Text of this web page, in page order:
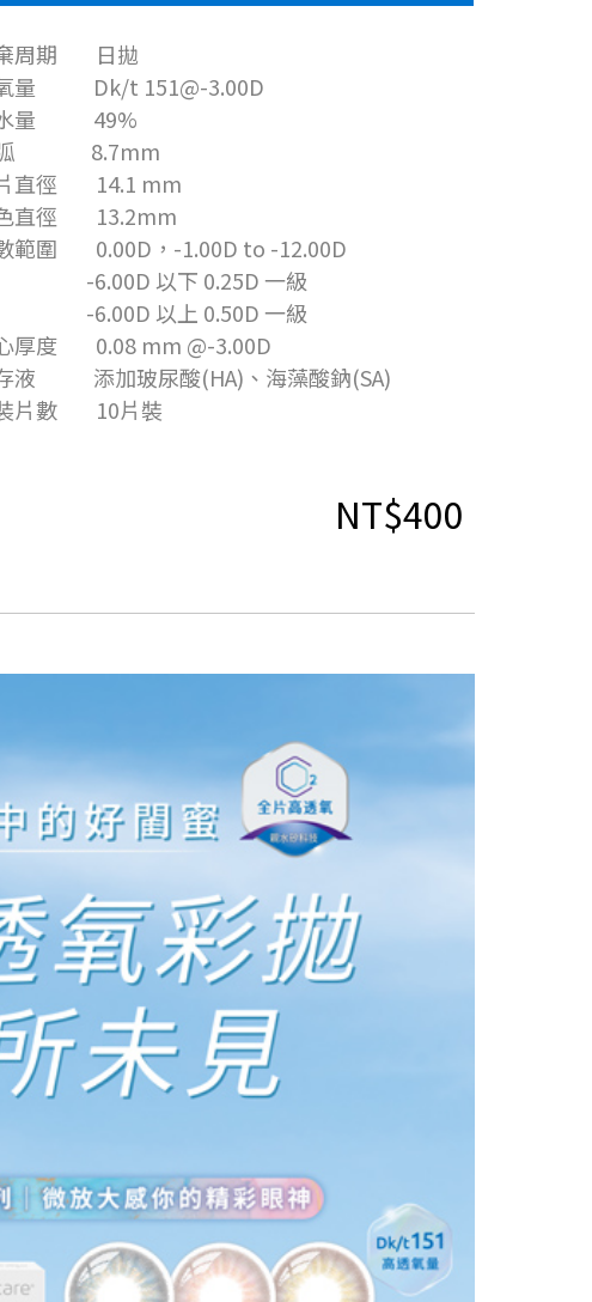
周期 日拋
量 Dk/t 151@-3.00D
量 49%
弧 8.7mm
直徑 14.1 mm
直徑 13.2mm
範圍 0.00D，-1.00D to -12.00D
以下 0.25D 一級
以上 0.50D 一級
厚度 0.08 mm @-3.00D
液 添加玻尿酸(HA)、海藻酸鈉(SA)
片數 10片裝
NT$400